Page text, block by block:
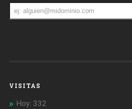
Dirección
de
correo
VISITAS
Hoy: 332